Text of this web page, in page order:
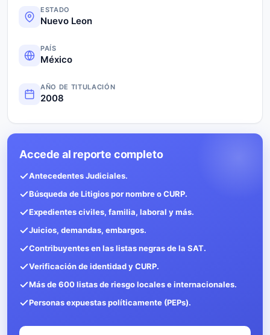
ESTADO
Nuevo Leon
PAÍS
México
AÑO DE TITULACIÓN
2008
Accede al reporte completo
Antecedentes Judiciales.
Búsqueda de Litigios por nombre o CURP.
Expedientes civiles, familia, laboral y más.
Juicios, demandas, embargos.
Contribuyentes en las listas negras de la SAT.
Verificación de identidad y CURP.
Más de 600 listas de riesgo locales e internacionales.
Personas expuestas políticamente (PEPs).